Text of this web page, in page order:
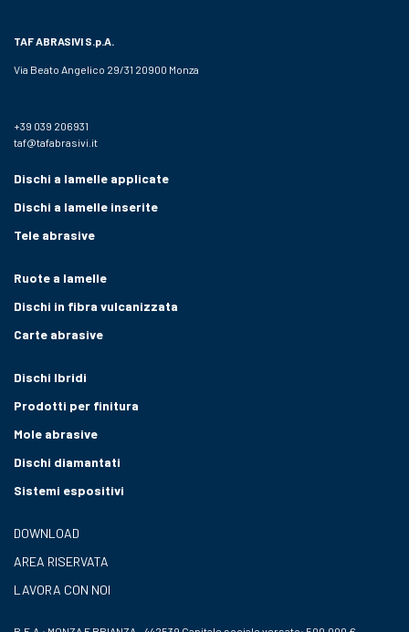
TAF ABRASIVI S.p.A.
Via Beato Angelico 29/31 20900 Monza
+39 039 206931
taf@tafabrasivi.it
Dischi a lamelle applicate
Dischi a lamelle inserite
Tele abrasive
Ruote a lamelle
Dischi in fibra vulcanizzata
Carte abrasive
Dischi Ibridi
Prodotti per finitura
Mole abrasive
Dischi diamantati
Sistemi espositivi
DOWNLOAD
AREA RISERVATA
LAVORA CON NOI